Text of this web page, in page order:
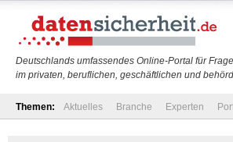
Deutschlands umfassendes Online-Portal für
im privaten, beruflichen, geschäftlichen und
Themen: Aktuelles Branche Experten